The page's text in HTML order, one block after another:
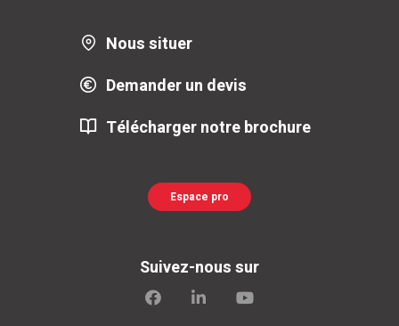
Nous situer
Demander un devis
Télécharger notre brochure
Espace pro
Suivez-nous sur